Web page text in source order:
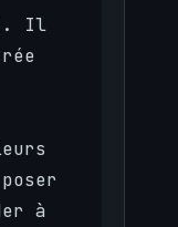
Il
à